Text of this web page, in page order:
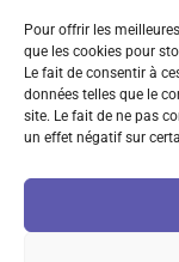
Pour offrir les
que les cookies pour
Le fait de consentir à
données telles que le
site. Le fait de ne pas
un effet négatif sur
(+41) 076
Fritz-